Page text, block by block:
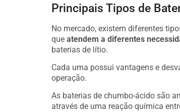
Principais Tipos de
No mercado, existem diferentes
que atendem a diferentes
baterias de lítio.
Cada uma possui vantagens e
operação.
As baterias de chumbo-ácido são
através de uma reação química